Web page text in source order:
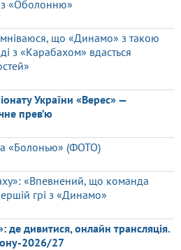
«Оболонню»
що «Динамо» з такою
з «Карабахом» вдасться
України «Верес» —
прев’ю
«Болонью» (ФОТО)
«Впевнений, що команда
грі з «Динамо»
дивитися, онлайн трансляція.
2026/27